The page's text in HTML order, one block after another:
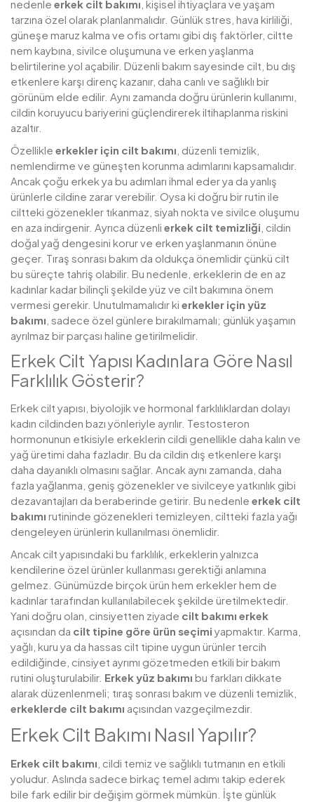
nedenle erkek cilt bakımı , kişisel ihtiyaçlara ve yaşam
tarzına özel olarak planlanmalıdır. Günlük stres, hava kirliliği,
güneşe maruz kalma ve ofis ortamı gibi dış faktörler, ciltte
nem kaybına, sivilce oluşumuna ve erken yaşlanma
belirtilerine yol açabilir. Düzenli bakım sayesinde cilt, bu dış
etkenlere karşı direnç kazanır, daha canlı ve sağlıklı bir
görünüm elde edilir. Aynı zamanda doğru ürünlerin kullanımı,
cildin koruyucu bariyerini güçlendirerek iltihaplanma riskini
azaltır.
Özellikle erkekler için cilt bakımı , düzenli temizlik,
nemlendirme ve güneşten korunma adımlarını kapsamalıdır.
Ancak çoğu erkek ya bu adımları ihmal eder ya da yanlış
ürünlerle cildine zarar verebilir. Oysa ki doğru bir rutin ile
ciltteki gözenekler tıkanmaz, siyah nokta ve sivilce oluşumu
en aza indirgenir. Ayrıca düzenli erkek cilt temizliği , cildin
doğal yağ dengesini korur ve erken yaşlanmanın önüne
geçer. Tıraş sonrası bakım da oldukça önemlidir çünkü cilt
bu süreçte tahriş olabilir. Bu nedenle, erkeklerin de en az
kadınlar kadar bilinçli şekilde yüz ve cilt bakımına önem
vermesi gerekir. Unutulmamalıdır ki erkekler için yüz
bakımı , sadece özel günlere bırakılmamalı; günlük yaşamın
ayrılmaz bir parçası haline getirilmelidir.
Erkek Cilt Yapısı Kadınlara Göre Nasıl
Farklılık Gösterir?
Erkek cilt yapısı, biyolojik ve hormonal farklılıklardan dolayı
kadın cildinden bazı yönleriyle ayrılır. Testosteron
hormonunun etkisiyle erkeklerin cildi genellikle daha kalın ve
yağ üretimi daha fazladır. Bu da cildin dış etkenlere karşı
daha dayanıklı olmasını sağlar. Ancak aynı zamanda, daha
fazla yağlanma, geniş gözenekler ve sivilceye yatkınlık gibi
dezavantajları da beraberinde getirir. Bu nedenle erkek cilt
bakımı rutininde gözenekleri temizleyen, ciltteki fazla yağı
dengeleyen ürünlerin kullanılması önemlidir.
Ancak cilt yapısındaki bu farklılık, erkeklerin yalnızca
kendilerine özel ürünler kullanması gerektiği anlamına
gelmez. Günümüzde birçok ürün hem erkekler hem de
kadınlar tarafından kullanılabilecek şekilde üretilmektedir.
Yani doğru olan, cinsiyetten ziyade cilt bakımı erkek
açısından da cilt tipine göre ürün seçimi yapmaktır. Karma,
yağlı, kuru ya da hassas cilt tipine uygun ürünler tercih
edildiğinde, cinsiyet ayrımı gözetmeden etkili bir bakım
rutini oluşturulabilir. Erkek yüz bakımı bu farkları dikkate
alarak düzenlenmeli; tıraş sonrası bakım ve düzenli temizlik,
erkeklerde cilt bakımı açısından vazgeçilmezdir.
Erkek Cilt Bakımı Nasıl Yapılır?
Erkek cilt bakımı , cildi temiz ve sağlıklı tutmanın en etkili
yoludur. Aslında sadece birkaç temel adımı takip ederek
bile fark edilir bir değişim görmek mümkün. İşte günlük